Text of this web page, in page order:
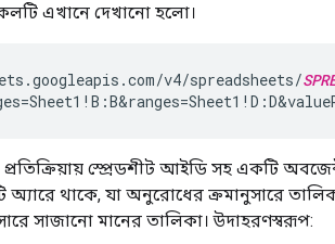
এখানে দেখানো হলো।
v4/spreadsheets/
স্প্রেডশীট আইডি সহ একটি
অ্যারে থাকে, যা অনুরোধের ক্রমানুসারে
সাজানো মানের তালিকা। উদাহরণস্বরূপ: